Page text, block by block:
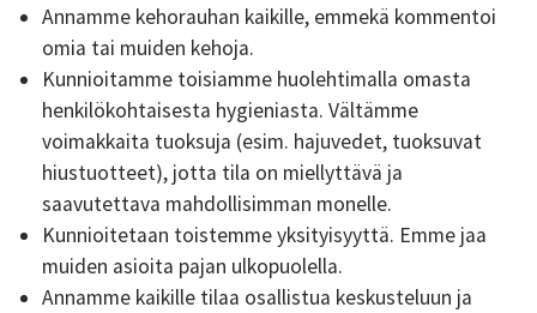
Annamme kehorauhan kaikille, emmekä kommentoi
omia tai muiden kehoja.
Kunnioitamme toisiamme huolehtimalla omasta
henkilökohtaisesta hygieniasta. Vältämme
voimakkaita tuoksuja (esim. hajuvedet, tuoksuvat
hiustuotteet), jotta tila on miellyttävä ja
saavutettava mahdollisimman monelle.
Kunnioitetaan toistemme yksityisyyttä. Emme jaa
muiden asioita pajan ulkopuolella.
Annamme kaikille tilaa osallistua keskusteluun ja